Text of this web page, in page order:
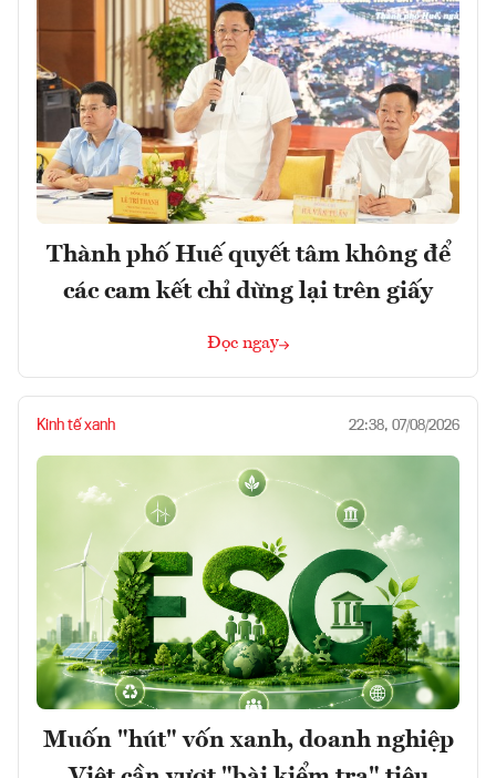
Thành phố Huế quyết tâm không để
các cam kết chỉ dừng lại trên giấy
Đọc ngay
Kinh tế xanh 22:38, 07/08/2026
Muốn "hút" vốn xanh, doanh nghiệp